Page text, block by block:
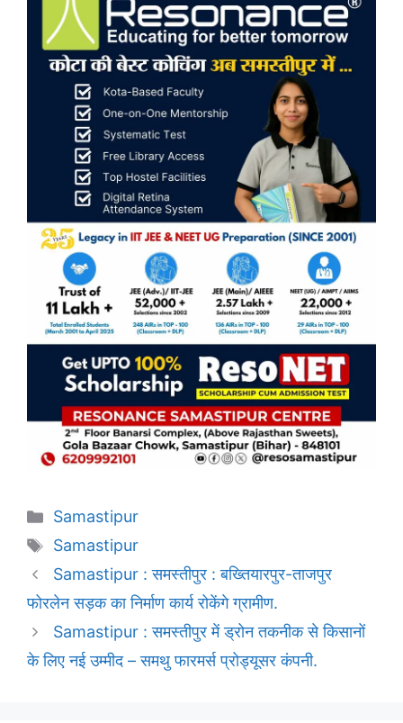
Categories
Samastipur
Tags
Samastipur
Samastipur : समस्तीपुर : बख्तियारपुर-ताजपुर
फोरलेन सड़क का निर्माण कार्य रोकेंगे ग्रामीण.
Samastipur : समस्तीपुर में ड्रोन तकनीक से किसानों
के लिए नई उम्मीद – समथु फारमर्स प्रोड्यूसर कंपनी.